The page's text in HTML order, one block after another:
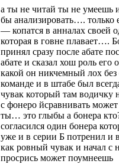
а ты не читай ты не умеешь
бы анализировать….
— копатся в анналах своей
которая в говне плавает….
принял сразу после абате
абате и сказал хош роль его
какой он никчемный лох
команде и в штабе был
чувак который там водичку
с фонеро йсравнивать может
ты… это глыбы а бонера
согласился один бонера
уже и в серии Б потренил и
как ровный чувак и начал
просрись может поумнеешь